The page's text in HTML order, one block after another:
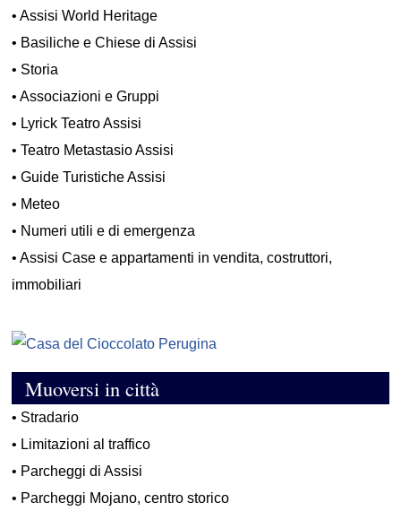
•Assisi World Heritage
• Basiliche e Chiese di Assisi
• Storia
•Associazioni e Gruppi
• Lyrick Teatro Assisi
•Teatro Metastasio Assisi
•Guide Turistiche Assisi
• Meteo
• Numeri utili e di emergenza
•Assisi Case e appartamenti in vendita, costruttori,
immobiliari
Muoversi in città
• Stradario
• Limitazioni al traffico
• Parcheggi di Assisi
• Parcheggi Mojano, centro storico